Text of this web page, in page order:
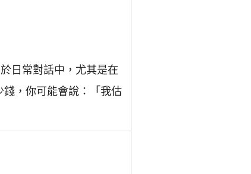
日常對話中，尤其是在
，你可能會說：「我估